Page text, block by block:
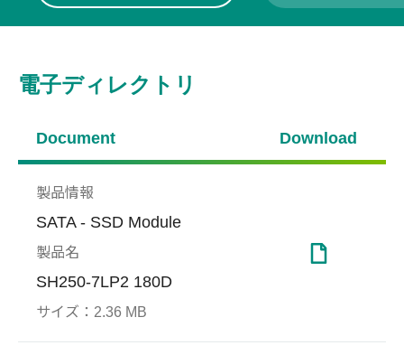
電子ディレクトリ
Document Download
製品情報
SATA - SSD Module
製品名
SH250-7LP2 180D
サイズ： 2.36 MB
DataRAID™
工場の自動化